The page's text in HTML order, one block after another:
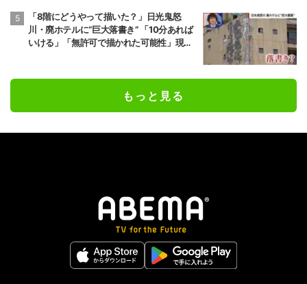
「8階にどうやって描いた？」日光鬼怒
川・廃ホテルに“巨大落書き” 「10分あれば
いける」「無許可で描かれた可能性」現役
もっと見る